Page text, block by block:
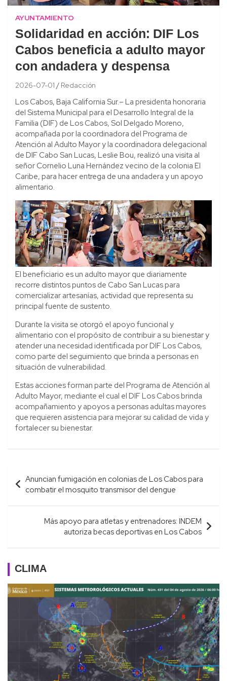
AYUNTAMIENTO
Solidaridad en acción: DIF Los
Cabos beneficia a adulto mayor
con andadera y despensa
2026-07-01 Redacción
Los Cabos, Baja California Sur.– La presidenta honoraria
del Sistema Municipal para el Desarrollo Integral de la
Familia (DIF) de Los Cabos, Sol Delgado Moreno,
acompañada por la coordinadora del Programa de
Atención al Adulto Mayor y la coordinadora delegacional
de DIF Cabo San Lucas, Leslie Bou, realizó una visita al
señor Cornelio Luna Hernández vecino de la colonia El
Caribe, para hacer entrega de una andadera y un apoyo
alimentario.
El beneficiario es un adulto mayor que diariamente
recorre distintos puntos de Cabo San Lucas para
comercializar artesanías, actividad que representa su
principal fuente de sustento.
Durante la visita se otorgó el apoyo funcional y
alimentario con el propósito de contribuir a su bienestar y
atender una necesidad identificada por DIF Los Cabos,
como parte del seguimiento que brinda a personas en
situación de vulnerabilidad.
Estas acciones forman parte del Programa de Atención al
Adulto Mayor, mediante el cual el DIF Los Cabos brinda
acompañamiento y apoyos a personas adultas mayores
que requieren asistencia para mejorar su calidad de vida y
fortalecer su bienestar.
Navegación
de
entradas
Anuncian fumigación en colonias de Los Cabos para
combatir el mosquito transmisor del dengue
Más apoyo para atletas y entrenadores: INDEM
autoriza becas deportivas en Los Cabos
CLIMA